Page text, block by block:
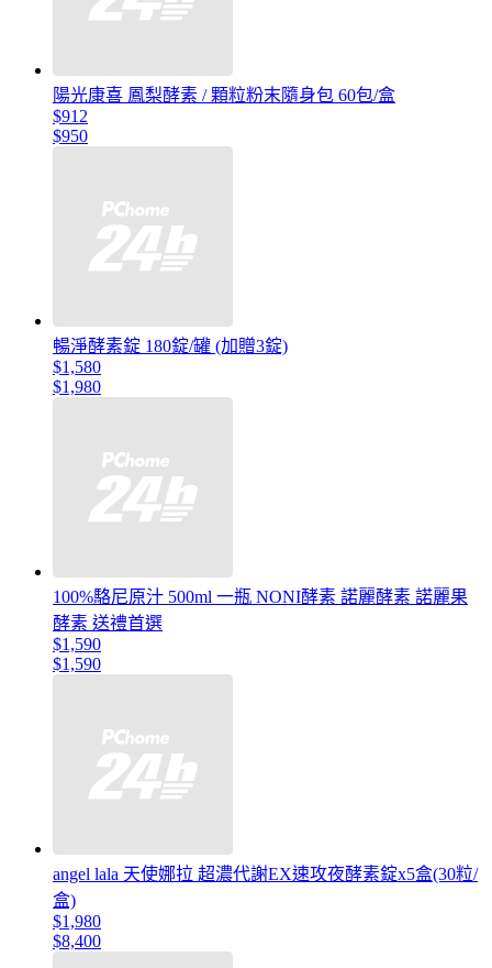
陽光康喜 鳳梨酵素 / 顆粒粉末隨身包 60包/盒
$912
$950
暢淨酵素錠 180錠/罐 (加贈3錠)
$1,580
$1,980
100%駱尼原汁 500ml 一瓶 NONI酵素 諾麗酵素 諾麗果
酵素 送禮首選
$1,590
$1,590
angel lala 天使娜拉 超濃代謝EX速攻夜酵素錠x5盒(30粒/
盒)
$1,980
$8,400